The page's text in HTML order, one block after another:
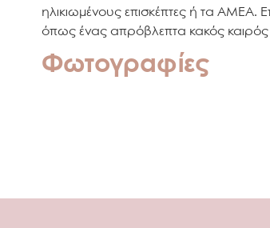
ηλικιωμένους επισκέπτες ή τα ΑΜΕΑ.
όπως ένας απρόβλεπτα κακός καιρός
Φωτογραφίες